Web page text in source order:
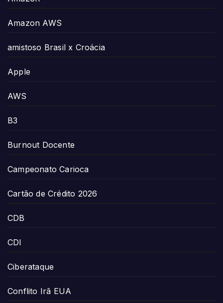
Amazon AWS
amistoso Brasil x Croácia
Apple
AWS
B3
Burnout Docente
Campeonato Carioca
Cartão de Crédito 2026
CDB
CDI
Ciberataque
Conflito Irã EUA